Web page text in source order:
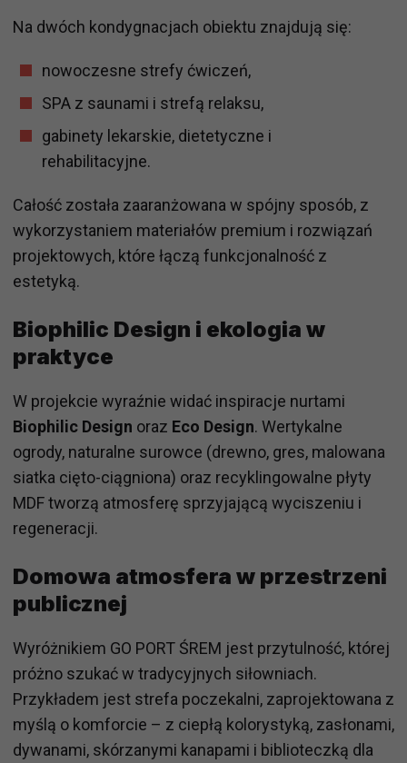
Na dwóch kondygnacjach obiektu znajdują się:
nowoczesne strefy ćwiczeń,
SPA z saunami i strefą relaksu,
gabinety lekarskie, dietetyczne i
rehabilitacyjne.
Całość została zaaranżowana w spójny sposób, z
wykorzystaniem materiałów premium i rozwiązań
projektowych, które łączą funkcjonalność z
estetyką.
Biophilic Design i ekologia w
praktyce
W projekcie wyraźnie widać inspiracje nurtami
Biophilic Design oraz Eco Design. Wertykalne
ogrody, naturalne surowce (drewno, gres, malowana
siatka cięto-ciągniona) oraz recyklingowalne płyty
MDF tworzą atmosferę sprzyjającą wyciszeniu i
regeneracji.
Domowa atmosfera w przestrzeni
publicznej
Wyróżnikiem GO PORT ŚREM jest przytulność, której
próżno szukać w tradycyjnych siłowniach.
Przykładem jest strefa poczekalni, zaprojektowana z
myślą o komforcie – z ciepłą kolorystyką, zasłonami,
dywanami, skórzanymi kanapami i biblioteczką dla